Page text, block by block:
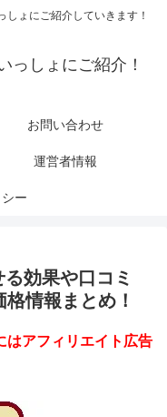
ょにご紹介していきます！
っしょにご紹介！
お問い合わせ
運営者情報
ー
効果や口コミ
情報まとめ！
はアフィリエイト広告